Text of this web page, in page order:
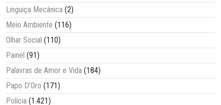
Linguiça Mecânica (2)
Meio Ambiente (116)
Olhar Social (110)
Painel (91)
Palavras de Amor e Vida (184)
Papo D'Oro (171)
Polícia (1.421)